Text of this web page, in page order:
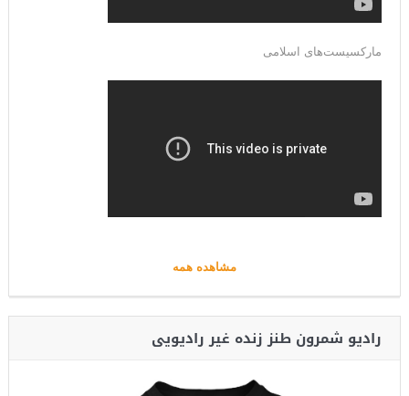
مارکسیست‌های اسلامی
مشاهده همه
رادیو شمرون طنز زنده غیر رادیویی